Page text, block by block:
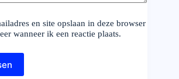
en site opslaan in deze browser
wanneer ik een reactie plaats.